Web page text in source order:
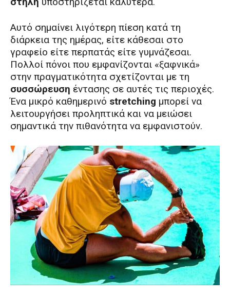
Αυτό σημαίνει λιγότερη πίεση κατά τη
διάρκεια της ημέρας, είτε κάθεσαι στο
γραφείο είτε περπατάς είτε γυμνάζεσαι.
Πολλοί πόνοι που εμφανίζονται «ξαφνικά»
στην πραγματικότητα σχετίζονται με τη
συσσώρευση έντασης σε αυτές τις περιοχές.
Ένα μικρό καθημερινό stretching μπορεί να
λειτουργήσει προληπτικά και να μειώσει
σημαντικά την πιθανότητα να εμφανιστούν.